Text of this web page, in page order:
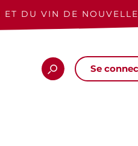
ET DU VIN DE
Se